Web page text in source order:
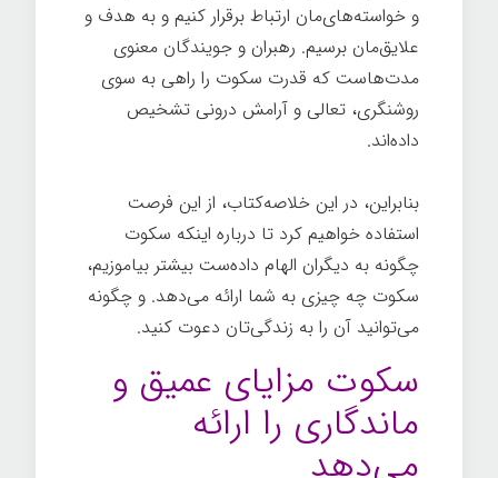
و خواسته‌های‌مان ارتباط برقرار کنیم و به هدف و
علایق‌مان برسیم. رهبران و جویندگان معنوی
مدت‌هاست که قدرت سکوت را راهی به سوی
روشنگری، تعالی و آرامش درونی تشخیص
داده‌اند.
بنابراین، در این خلاصه‌کتاب، از این فرصت
استفاده خواهیم کرد تا درباره اینکه سکوت
چگونه به دیگران الهام داده‌ست بیشتر بیاموزیم،
سکوت چه چیزی به شما ارائه می‌دهد. و چگونه
می‌توانید آن را به زندگی‌تان دعوت کنید.
سکوت مزایای عمیق و
ماندگاری را ارائه
می‌دهد